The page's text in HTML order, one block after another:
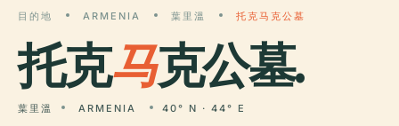
目的地 ARMENIA 葉里溫 托克马克公墓
托克马克公墓.
葉里溫 ARMENIA 40° N · 44° E